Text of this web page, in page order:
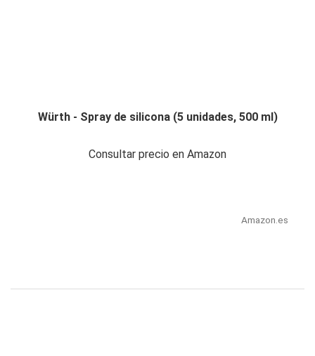
Würth - Spray de silicona (5 unidades, 500 ml)
Consultar precio en Amazon
Amazon.es